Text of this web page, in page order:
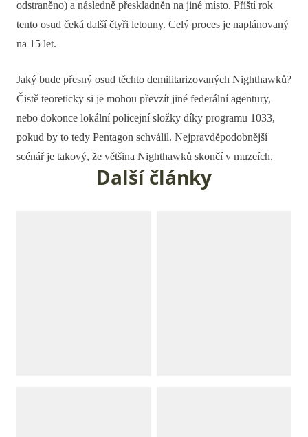
odstraněno) a následně přeskladněn na jiné místo. Příští rok
tento osud čeká další čtyři letouny. Celý proces je naplánovaný
na 15 let.
Jaký bude přesný osud těchto demilitarizovaných Nighthawků?
Čistě teoreticky si je mohou převzít jiné federální agentury,
nebo dokonce lokální policejní složky díky programu 1033,
pokud by to tedy Pentagon schválil. Nejpravděpodobnější
scénář je takový, že většina Nighthawků skončí v muzeích.
Další články